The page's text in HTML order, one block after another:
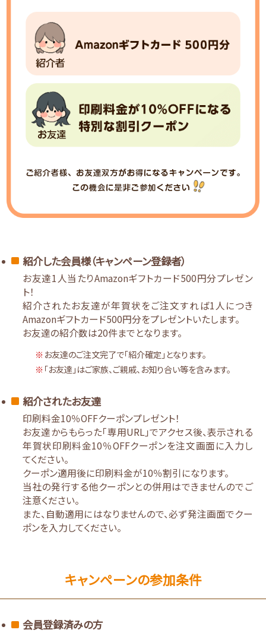
紹介した会員様（キャンペーン登録者）
お友達1人当たりAmazonギフトカード500円分プレゼン
ト！
紹介されたお友達が年賀状をご注文すれば1人につき
Amazonギフトカード500円分をプレゼントいたします。
お友達の紹介数は20件までとなります。
お友達のご注文完了で「紹介確定」となります。
「お友達」はご家族、ご親戚、お知り合い等を含みます。
紹介されたお友達
印刷料金10％OFFクーポンプレゼント！
お友達からもらった「専用URL」でアクセス後、表示される
年賀状印刷料金10％OFFクーポンを注文画面に入力し
てください。
クーポン適用後に印刷料金が10％割引になります。
当社の発行する他クーポンとの併用はできませんのでご
注意ください。
また、自動適用にはなりませんので、必ず発注画面でクー
ポンを入力してください。
キャンペーンの参加条件
会員登録済みの方